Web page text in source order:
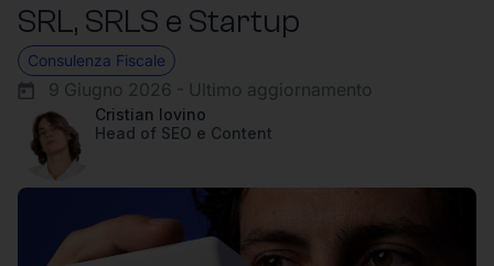
SRL, SRLS e Startup
Consulenza Fiscale
9 Giugno 2026 - Ultimo aggiornamento
Cristian Iovino
Head of SEO e Content